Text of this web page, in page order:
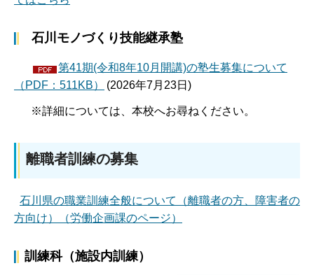
石川モノづくり技能継承塾
第41期(令和8年10月開講)の塾生募集について
（PDF：511KB）
(2026年7月23日)
※詳細については、本校へお尋ねください。
離職者訓練の募集
石川県の職業訓練全般について（離職者の方、障害者の
方向け）（労働企画課のページ）
訓練科（施設内訓練）